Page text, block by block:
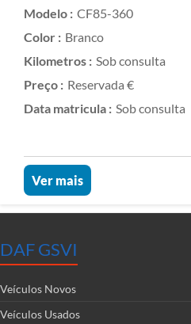
Modelo : CF85-360
Color : Branco
Kilometros : Sob consulta
Preço : Reservada €
Data matricula : Sob consulta
Ver mais
DAF GSVI
Veículos Novos
Veículos Usados